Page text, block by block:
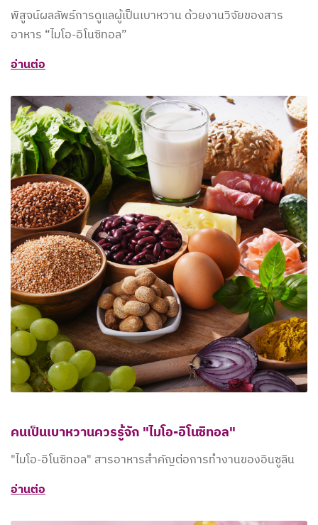
พิสูจน์ผลลัพธ์การดูแลผู้เป็นเบาหวาน ด้วยงานวิจัยของสาร
อาหาร “ไมโอ-อิโนซิทอล”
อ่านต่อ
คนเป็นเบาหวานควรรู้จัก "ไมโอ-อิโนซิทอล"
"ไมโอ-อิโนซิทอล" สารอาหารสำคัญต่อการทำงานของอินซูลิน
อ่านต่อ